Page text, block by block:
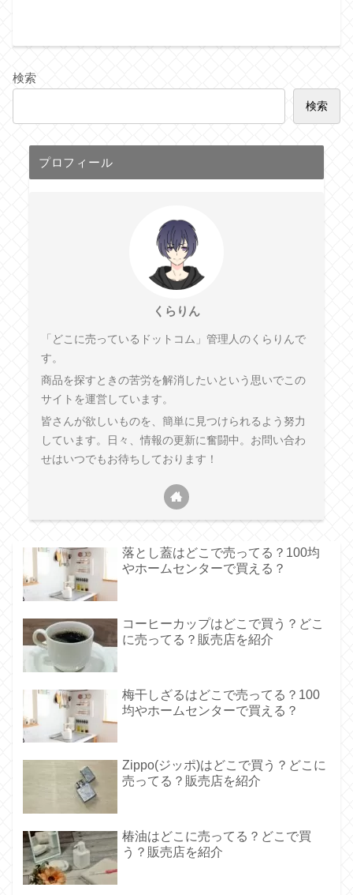
検索
検索
プロフィール
くらりん
「どこに売っているドットコム」管理人のくらりんで
す。
商品を探すときの苦労を解消したいという思いでこの
サイトを運営しています。
皆さんが欲しいものを、簡単に見つけられるよう努力
しています。日々、情報の更新に奮闘中。お問い合わ
せはいつでもお待ちしております！
落とし蓋はどこで売ってる？100均
やホームセンターで買える？
コーヒーカップはどこで買う？どこ
に売ってる？販売店を紹介
梅干しざるはどこで売ってる？100
均やホームセンターで買える？
Zippo(ジッポ)はどこで買う？どこに
売ってる？販売店を紹介
椿油はどこに売ってる？どこで買
う？販売店を紹介